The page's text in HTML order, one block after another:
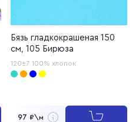
Бязь гладкокрашеная 150
см, 105 Бирюза
120±7 100% хлопок
97 ₽\м